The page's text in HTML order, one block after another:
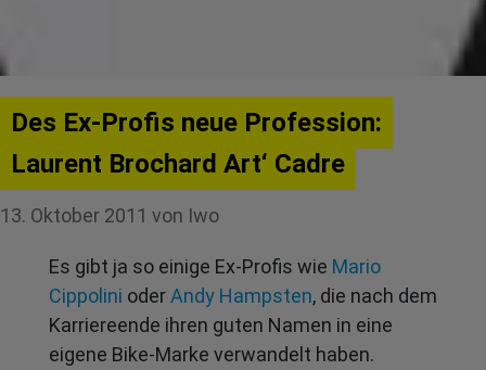
Des Ex-Profis neue Profession:
Laurent Brochard Art‘ Cadre
13. Oktober 2011 von Iwo
Es gibt ja so einige Ex-Profis wie Mario
Cippolini oder Andy Hampsten, die nach dem
Karriereende ihren guten Namen in eine
eigene Bike-Marke verwandelt haben.